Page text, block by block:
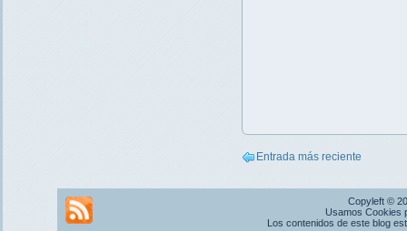
Entrada más reciente
Copyleft ©
Usamos Cookies
Los contenidos de este blog